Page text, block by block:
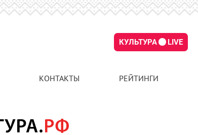
КУЛЬТУРА LIVE
КОНТАКТЫ РЕЙТИНГИ